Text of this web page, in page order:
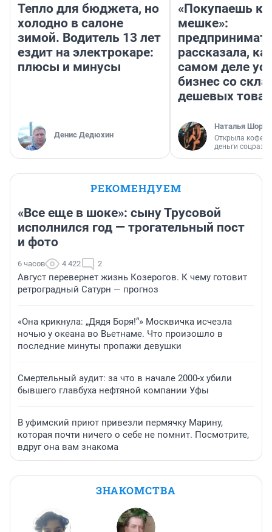
Тепло для бюджета, но
холодно в салоне
зимой. Водитель 13 лет
ездит на электрокаре:
плюсы и минусы
Денис Дедюхин
«Покупаешь
мешке»:
рассказала,
самом деле
бизнес со
дешевых
Наталья
Открыла
деньги
РЕКОМЕНДУЕМ
«Все еще в шоке»: сыну Трусовой
исполнился год — трогательный пост
и фото
6 часов 4 422 2
Август перевернет жизнь Козерогов. К чему готовит
ретроградный Сатурн — прогноз
«Она крикнула: „Дядя Боря!“» Москвичка исчезла
ночью у океана во Вьетнаме. Что произошло в
последние минуты пропажи девушки
Смертельный аудит: за что в начале 2000-х убили
бывшего главбуха нефтяной компании Уфы
В уфимский приют привезли пермячку Марину,
которая почти ничего о себе не помнит. Посмотрите,
вдруг она вам знакома
ЗНАКОМСТВА